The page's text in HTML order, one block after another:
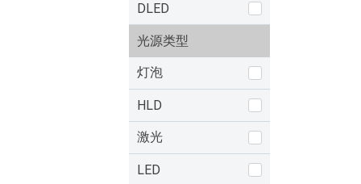
DLED
光源类型
灯泡
HLD
激光
LED